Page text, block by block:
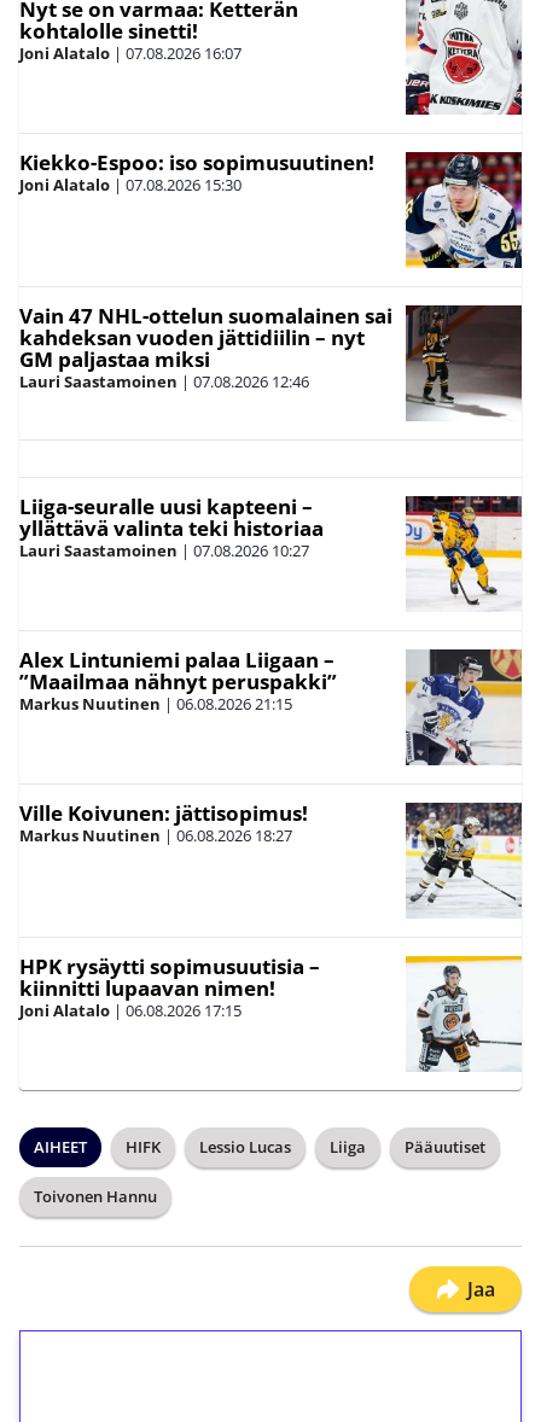
Nyt se on varmaa: Ketterän
kohtalolle sinetti!
Joni Alatalo | 07.08.2026 16:07
Kiekko-Espoo: iso sopimusuutinen!
Joni Alatalo | 07.08.2026 15:30
Vain 47 NHL-ottelun suomalainen sai
kahdeksan vuoden jättidiilin – nyt
GM paljastaa miksi
Lauri Saastamoinen | 07.08.2026 12:46
Liiga-seuralle uusi kapteeni –
yllättävä valinta teki historiaa
Lauri Saastamoinen | 07.08.2026 10:27
Alex Lintuniemi palaa Liigaan –
”Maailmaa nähnyt peruspakki”
Markus Nuutinen | 06.08.202621:15
Ville Koivunen: jättisopimus!
Markus Nuutinen | 06.08.2026 18:27
HPK rysäytti sopimusuutisia –
kiinnitti lupaavan nimen!
Joni Alatalo | 06.08.2026 17:15
AIHEET HIFK Lessio Lucas Liiga Pääuutiset
Toivonen Hannu
Jaa